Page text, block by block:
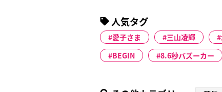
人気タグ
愛子さま 三山凌輝
BEGIN
8.6秒バズーカー